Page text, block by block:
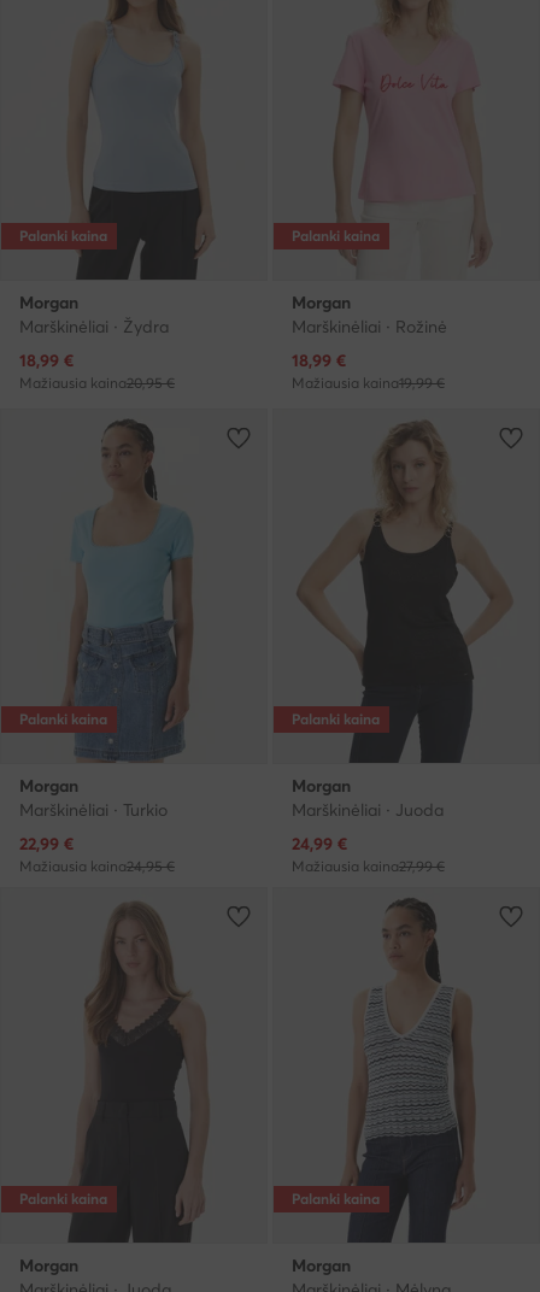
Palanki kaina
Morgan
Marškinėliai · Žydra
Dabartinė kaina
18,99 €
Mažiausia kaina20,95 €
Palanki kaina
Morgan
Marškinėliai · Rožinė
Dabartinė kaina
18,99 €
Mažiausia kaina19,99 €
Palanki kaina
Morgan
Marškinėliai · Turkio
Dabartinė kaina
22,99 €
Mažiausia kaina24,95 €
Palanki kaina
Morgan
Marškinėliai · Juoda
Dabartinė kaina
24,99 €
Mažiausia kaina27,99 €
Palanki kaina
Morgan
Palanki kaina
Morgan